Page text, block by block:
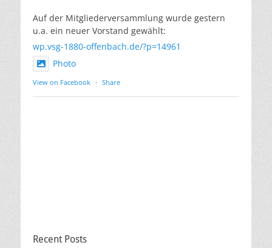
Auf der Mitgliederversammlung wurde gestern
u.a. ein neuer Vorstand gewählt:
wp.vsg-1880-offenbach.de/?p=14961
Photo
View on Facebook · Share
Recent Posts